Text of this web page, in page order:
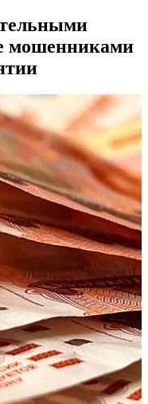
мошенниками